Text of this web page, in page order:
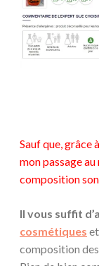
Sauf que, grâce
mon passage
composition
Il vous suffit
cosmétiques
composition